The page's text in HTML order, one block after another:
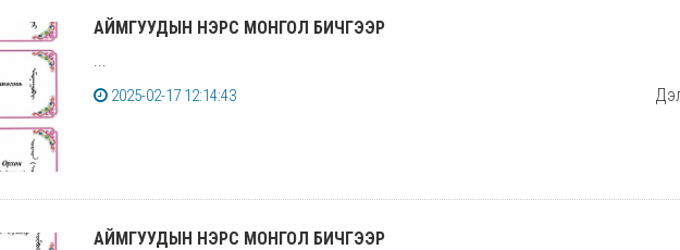
АЙМГУУДЫН НЭРС МОНГОЛ БИЧГЭЭР
...
2025-02-17 12:14:43
АЙМГУУДЫН НЭРС МОНГОЛ БИЧГЭЭР